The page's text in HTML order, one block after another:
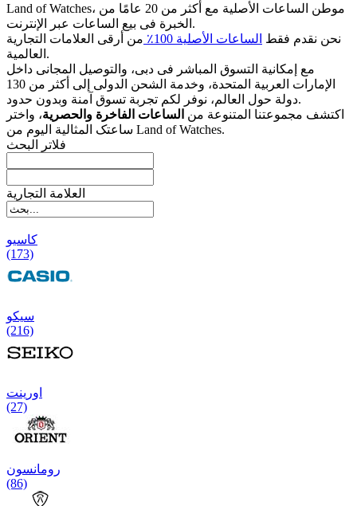
Land of Watches، موطن الساعات الأصلیة مع أکثر من 20 عامًا من
الخبرة فی بیع الساعات عبر الإنترنت.
نحن نقدم فقط الساعات الأصلیة 100٪
من أرقى العلامات التجاریة
العالمیة.
مع إمکانیة التسوق المباشر فی دبی، والتوصیل المجانی داخل
الإمارات العربیة المتحدة، وخدمة الشحن الدولی إلى أکثر من 130
دولة حول العالم، نوفر لکم تجربة تسوق آمنة وبدون حدود.
اکتشف مجموعتنا المتنوعة من الساعات الفاخرة والحصریة، واختر
ساعتک المثالیة الیوم من Land of Watches.
فلاتر البحث
العلامة التجارية
کاسیو
(173)
سیکو
(216)
اورینت
(27)
رومانسون
(86)